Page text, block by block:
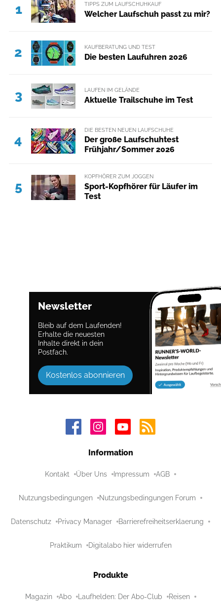
1 TIPPS ZUM LAUFSCHUHKAUF
Welcher Laufschuh passt zu mir?
2 KAUFBERATUNG UND TEST
Die besten Laufuhren 2026
3 LAUFEN IM GELÄNDE
Aktuelle Trailschuhe im Test
4
DIE BESTEN NEUEN LAUFSCHUHE
Der große Laufschuhtest
Frühjahr/Sommer 2026
5
KOPFHÖRER ZUM JOGGEN
Sport-Kopfhörer für Läufer im
Test
Newsletter
Bleib auf dem Laufenden!
Erhalte die neuesten
Inhalte direkt in dein
Postfach.
Kostenlos abonnieren
Information
Kontakt Über Uns Impressum AGB
Nutzungsbedingungen Nutzungsbedingungen Forum
Datenschutz Privacy Manager Barrierefreiheitserklaerung
Praktikum Digitalabo hier widerrufen
Produkte
Magazin Abo Laufhelden: Der Abo-Club Reisen